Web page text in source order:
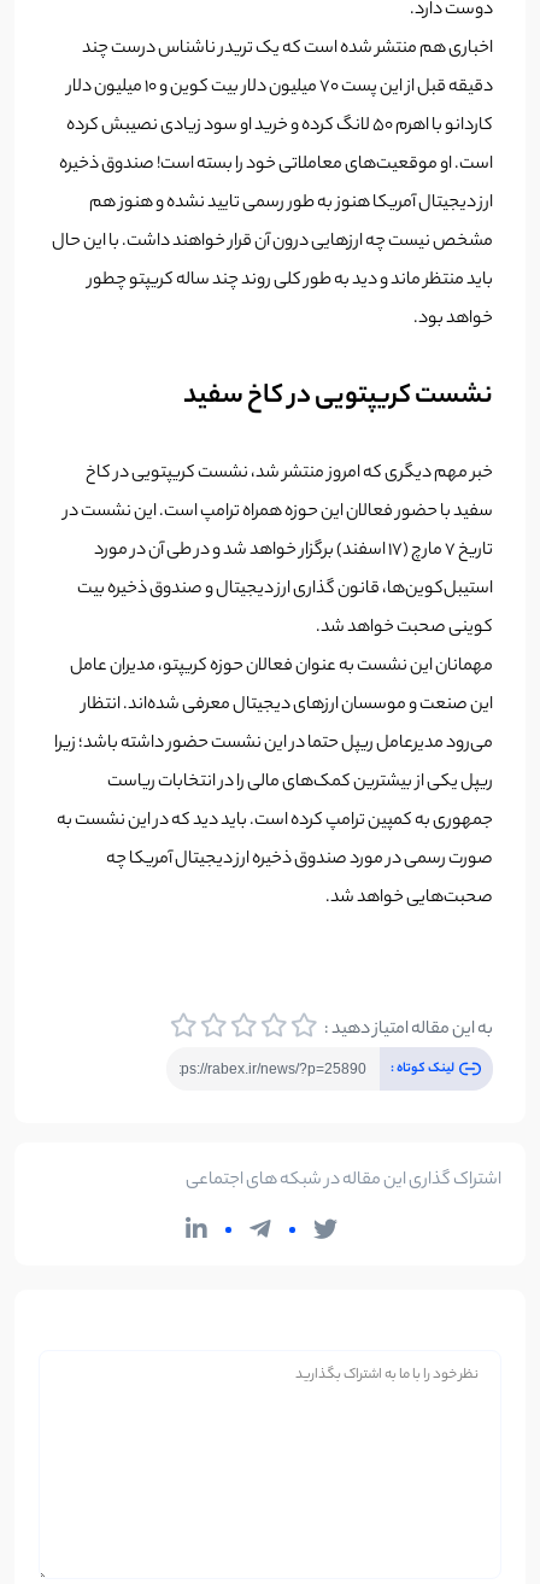
دوست دارد.
اخباری هم منتشر شده است که یک تریدر ناشناس درست چند
دقیقه قبل از این پست 70 میلیون دلار بیت کوین و 10 میلیون دلار
کاردانو با اهرم 50 لانگ کرده و خرید او سود زیادی نصیبش کرده
است. او موقعیت‌های معاملاتی خود را بسته است! صندوق ذخیره
ارز دیجیتال آمریکا هنوز به طور رسمی تایید نشده و هنوز هم
مشخص نیست چه ارزهایی درون آن قرار خواهند داشت. با این حال
باید منتظر ماند و دید به طور کلی روند چند ساله کریپتو چطور
خواهد بود.
نشست کریپتویی در کاخ سفید
خبر مهم دیگری که امروز منتشر شد، نشست کریپتویی در کاخ
سفید با حضور فعالان این حوزه همراه ترامپ است. این نشست در
تاریخ 7 مارچ (17 اسفند) برگزار خواهد شد و در طی آن در مورد
استیبل‌کوین‌ها، قانون گذاری ارز دیجیتال و صندوق ذخیره بیت
کوینی صحبت خواهد شد.
مهمانان این نشست به عنوان فعالان حوزه کریپتو، مدیران عامل
این صنعت و موسسان ارزهای دیجیتال معرفی شده‌اند. انتظار
می‌رود مدیرعامل ریپل حتما در این نشست حضور داشته باشد؛ زیرا
ریپل یکی از بیشترین کمک‌های مالی را در انتخابات ریاست
جمهوری به کمپین ترامپ کرده است. باید دید که در این نشست به
صورت رسمی در مورد صندوق ذخیره ارز دیجیتال آمریکا چه
صحبت‌هایی خواهد شد.
به این مقاله امتیاز دهید :
لینک کوتاه :
اشتراک گذاری این مقاله در شبکه های اجتماعی